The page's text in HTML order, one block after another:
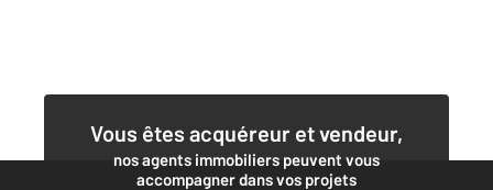
Vous êtes acquéreur et vendeur,
nos agents immobiliers peuvent vous
accompagner dans vos projets